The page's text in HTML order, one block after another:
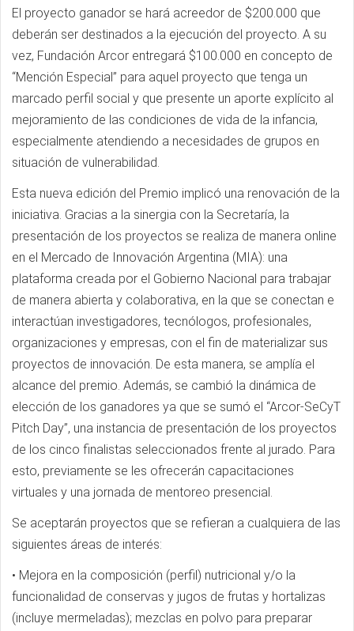
El proyecto ganador se hará acreedor de $200.000 que
deberán ser destinados a la ejecución del proyecto. A su
vez, Fundación Arcor entregará $100.000 en concepto de
“Mención Especial” para aquel proyecto que tenga un
marcado perfil social y que presente un aporte explícito al
mejoramiento de las condiciones de vida de la infancia,
especialmente atendiendo a necesidades de grupos en
situación de vulnerabilidad.
Esta nueva edición del Premio implicó una renovación de la
iniciativa. Gracias a la sinergia con la Secretaría, la
presentación de los proyectos se realiza de manera online
en el Mercado de Innovación Argentina (MIA): una
plataforma creada por el Gobierno Nacional para trabajar
de manera abierta y colaborativa, en la que se conectan e
interactúan investigadores, tecnólogos, profesionales,
organizaciones y empresas, con el fin de materializar sus
proyectos de innovación. De esta manera, se amplía el
alcance del premio. Además, se cambió la dinámica de
elección de los ganadores ya que se sumó el “Arcor-SeCyT
Pitch Day”, una instancia de presentación de los proyectos
de los cinco finalistas seleccionados frente al jurado. Para
esto, previamente se les ofrecerán capacitaciones
virtuales y una jornada de mentoreo presencial.
Se aceptarán proyectos que se refieran a cualquiera de las
siguientes áreas de interés:
• Mejora en la composición (perfil) nutricional y/o la
funcionalidad de conservas y jugos de frutas y hortalizas
(incluye mermeladas); mezclas en polvo para preparar